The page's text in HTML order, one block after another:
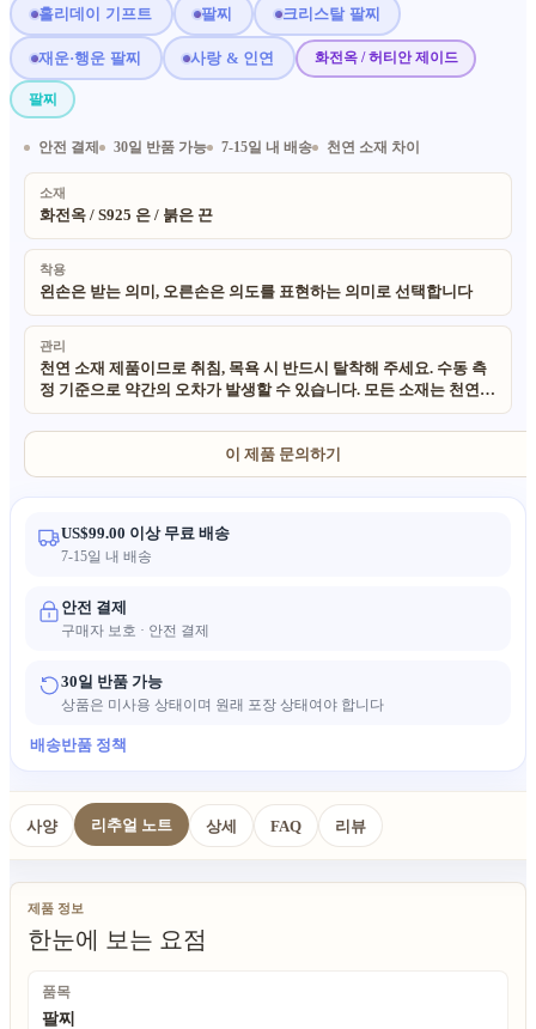
홀리데이 기프트 팔찌 크리스탈 팔찌
재운·행운 팔찌 사랑 & 인연 화전옥 / 허티안 제이드
팔찌
안전 결제 30일 반품 가능 7-15일 내 배송 천연 소재 차이
소재
화전옥 / S925 은 / 붉은 끈
착용
왼손은 받는 의미, 오른손은 의도를 표현하는 의미로 선택합니다
관리
천연 소재 제품이므로 취침, 목욕 시 반드시 탈착해 주세요. 수동 측
정 기준으로 약간의 오차가 발생할 수 있습니다. 모든 소재는 천연
친환경 소재로 안전합니다. 수공예 천연 제품 특성상 미세한 불규칙
한 부분이 존재하며, 촬영 조명에 따라 실제 색상이 상이할 수 있습
이 제품 문의하기
US$99.00 이상 무료 배송
7-15일 내 배송
안전 결제
구매자 보호 · 안전 결제
30일 반품 가능
상품은 미사용 상태이며 원래 포장 상태여야 합니다
배송반품 정책
사양 리추얼 노트 상세 FAQ 리뷰
제품 정보
한눈에 보는 요점
품목
팔찌